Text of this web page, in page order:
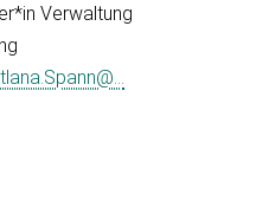
Verwaltung